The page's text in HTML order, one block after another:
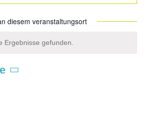
diesem veranstaltungsort
Ergebnisse gefunden.